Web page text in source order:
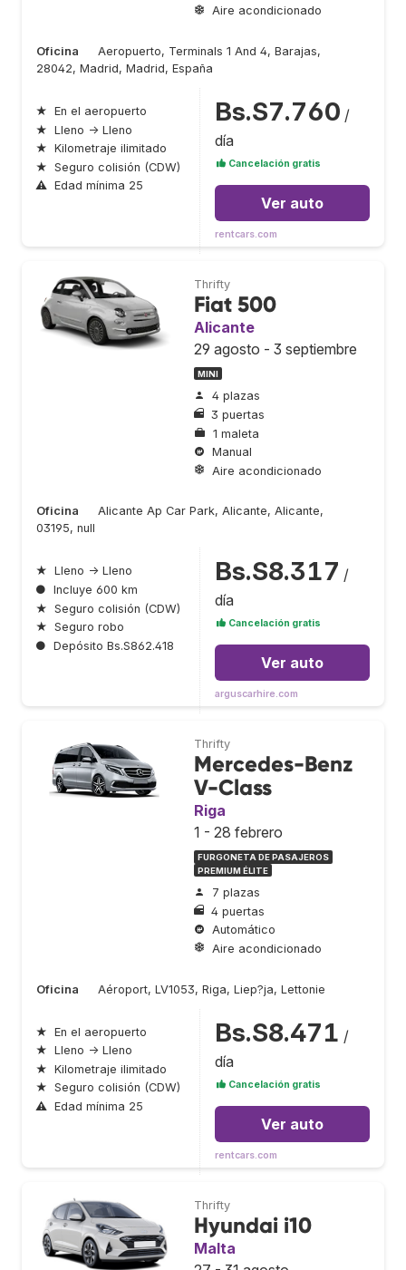
Aire acondicionado
Oficina
Aeropuerto, Terminals 1 And 4, Barajas,
28042, Madrid, Madrid, España
★ En el aeropuerto
★ Lleno → Lleno
★ Kilometraje ilimitado
★ Seguro colisión (CDW)
⚠ Edad mínima 25
Bs.S7.760 /
día
Cancelación gratis
Ver auto
rentcars.com
Thrifty
Fiat 500
Alicante
29 agosto - 3 septiembre
MINI
4 plazas
3 puertas
1 maleta
Manual
Aire acondicionado
Oficina
Alicante Ap Car Park, Alicante, Alicante,
03195, null
★ Lleno → Lleno
● Incluye 600 km
★ Seguro colisión (CDW)
★ Seguro robo
● Depósito Bs.S862.418
Bs.S8.317 /
día
Cancelación gratis
Ver auto
arguscarhire.com
Thrifty
Mercedes-Benz
V-Class
Riga
1 - 28 febrero
FURGONETA DE PASAJEROS
PREMIUM ÉLITE
7 plazas
4 puertas
Automático
Aire acondicionado
Oficina Aéroport, LV1053, Riga, Liep?ja, Lettonie
★ En el aeropuerto
★ Lleno → Lleno
★ Kilometraje ilimitado
★ Seguro colisión (CDW)
⚠ Edad mínima 25
Bs.S8.471 /
día
Cancelación gratis
Ver auto
rentcars.com
Thrifty
Hyundai i10
Malta